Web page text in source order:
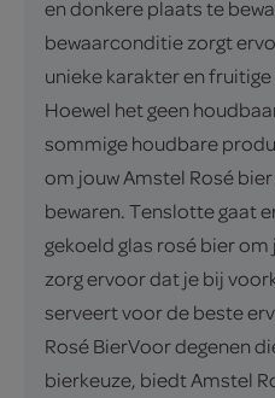
en donkere plaats te
bewaarconditie zorgt
unieke karakter en
Hoewel het geen
sommige houdbare
om jouw Amstel Rosé
bewaren. Tenslotte gaat
gekoeld glas rosé bier
zorg ervoor dat je bij
serveert voor de beste
Rosé BierVoor degenen
bierkeuze, biedt Amstel